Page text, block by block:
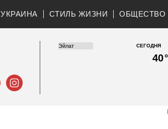
УКРАИНА СТИЛЬ ЖИЗНИ ОБЩЕСТВО
СЕГОДНЯ
40°